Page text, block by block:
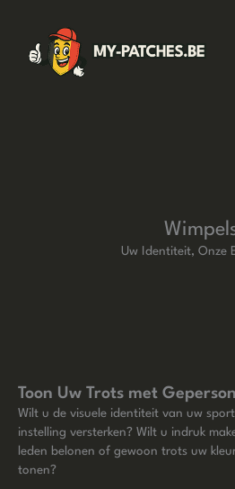
Uw Identiteit, Onze
Toon Uw Trots met
Wilt u de visuele identiteit van uw
instelling versterken? Wilt u indruk
leden belonen of gewoon trots uw
tonen?